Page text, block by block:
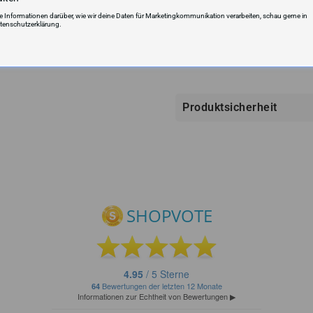
Produktsicherheit
Informationen darüber, wie wir deine Daten für Marketingkommunikation verarbeiten, schau gerne in